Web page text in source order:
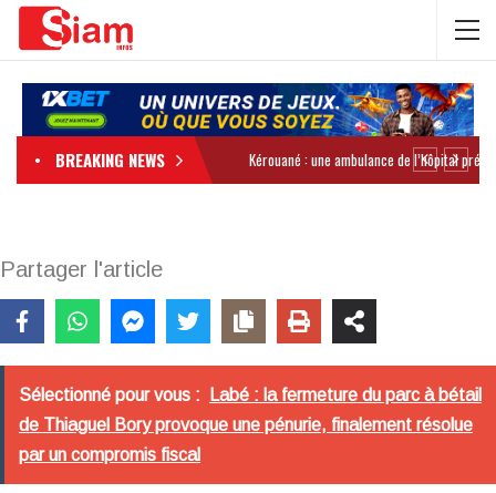
BREAKING NEWS
Partager l'article
Sélectionné pour vous :
Labé : la fermeture du parc à bétail
de Thiaguel Bory provoque une pénurie, finalement résolue
par un compromis fiscal